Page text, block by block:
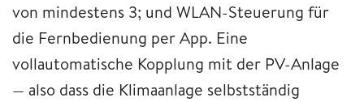
von mindestens 3; und WLAN-Steuerung für
die Fernbedienung per App. Eine
vollautomatische Kopplung mit der PV-Anlage
— also dass die Klimaanlage selbstständig